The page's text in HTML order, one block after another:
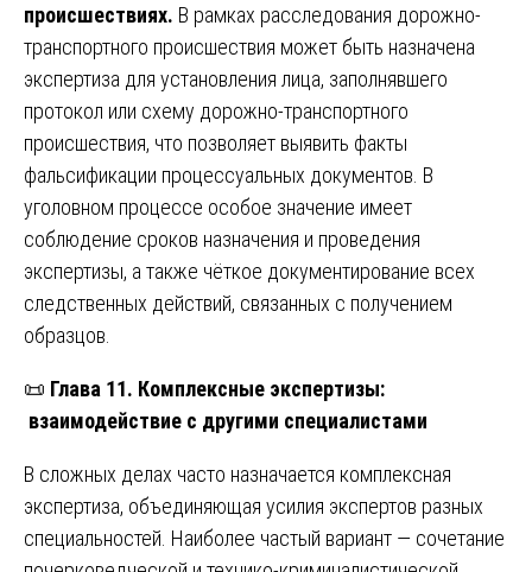
происшествиях. В рамках расследования дорожно-
транспортного происшествия может быть назначена
экспертиза для установления лица, заполнявшего
протокол или схему дорожно-транспортного
происшествия, что позволяет выявить факты
фальсификации процессуальных документов. В
уголовном процессе особое значение имеет
соблюдение сроков назначения и проведения
экспертизы, а также чёткое документирование всех
следственных действий, связанных с получением
образцов.
📜 Глава 11. Комплексные экспертизы:
взаимодействие с другими специалистами
В сложных делах часто назначается комплексная
экспертиза, объединяющая усилия экспертов разных
специальностей. Наиболее частый вариант — сочетание